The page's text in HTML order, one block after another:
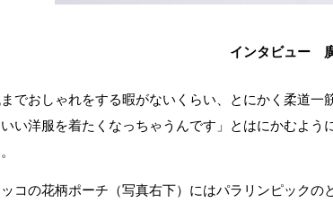
インタビュー
でおしゃれをする暇がないくらい、とにかく柔道
い洋服を着たくなっちゃうんです」とはにかむよ
ッコの花柄ポーチ（写真右下）にはパラリンピック